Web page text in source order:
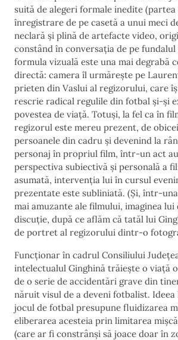
suită de alegeri formale inedite (partea
înregistrare de pe casetă a unui meci
neclară și plină de artefacte video,
constând în conversația de pe fundalul
formula vizuală este una mai degrabă
directă: camera îl urmărește pe
prieten din Vaslui al regizorului, care
rescrie radical regulile din fotbal și-și
povestea de viață. Totuși, la fel ca în
regizorul este mereu prezent, de
persoanele din cadru și devenind la
personaj în propriul film, într-un act
perspectiva subiectivă și personală a
asumată, intervenția lui în cursul
prezentate este subliniată. (Și, într-
mai amuzante ale filmului, imaginea lui
discuție, după ce aflăm că tatăl lui
de portret al regizorului dintr-o
Funcționar în cadrul Consiliului
intelectualul Ginghină trăiește o viață
de o serie de accidentări grave din
năruit visul de a deveni fotbalist. Ideea
jocul de fotbal presupune fluidizarea
eliberarea acesteia prin limitarea
(care ar fi constrânși să joace doar în